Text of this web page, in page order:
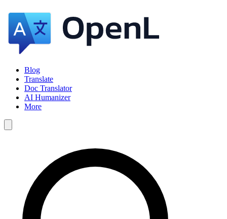
Blog
Translate
Doc Translator
AI Humanizer
More